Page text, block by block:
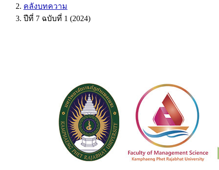
คลังบทความ
ปีที่ 7 ฉบับที่ 1 (2024)